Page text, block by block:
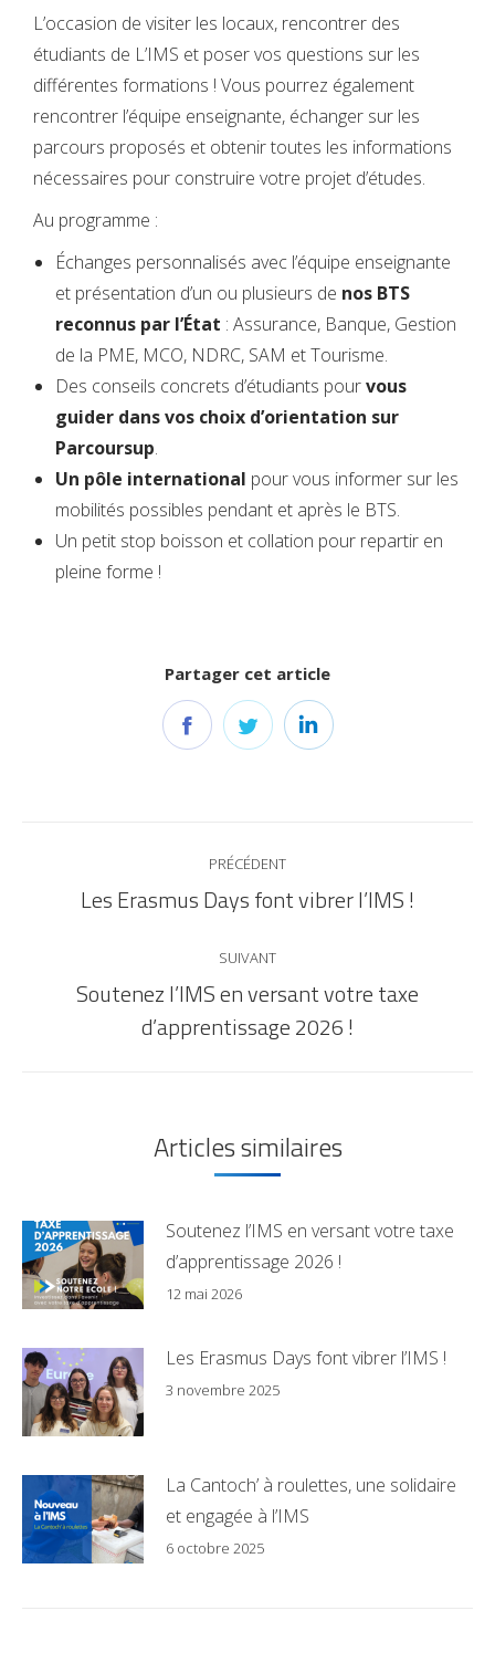
L’occasion de visiter les locaux, rencontrer des
étudiants de L’IMS et poser vos questions sur les
différentes formations ! Vous pourrez également
rencontrer l’équipe enseignante, échanger sur les
parcours proposés et obtenir toutes les informations
nécessaires pour construire votre projet d’études.
Au programme :
Échanges personnalisés avec l’équipe enseignante
et présentation d’un ou plusieurs de nos BTS
reconnus par l’État : Assurance, Banque, Gestion
de la PME, MCO, NDRC, SAM et Tourisme.
Des conseils concrets d’étudiants pourvous
guider dans vos choix d’orientation sur
Parcoursup.
Un pôle international pour vous informer sur les
mobilités possibles pendant et après le BTS.
Un petit stop boisson et collation pour repartir en
pleine forme !
Partager cet article
PRÉCÉDENT
Les Erasmus Days font vibrer l’IMS !
SUIVANT
Soutenez l’IMS en versant votre taxe
d’apprentissage 2026 !
Articles similaires
Soutenez l’IMS en versant votre taxe
d’apprentissage 2026 !
12 mai 2026
Les Erasmus Days font vibrer l’IMS !
3 novembre 2025
La Cantoch’ à roulettes, une solidaire
et engagée à l’IMS
6 octobre 2025